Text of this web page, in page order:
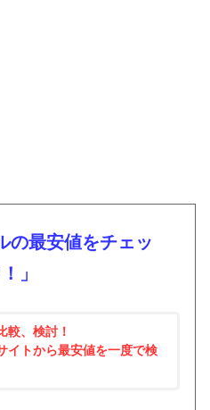
の最安値をチェッ
」
較、検討！
イトから最安値を一度で検